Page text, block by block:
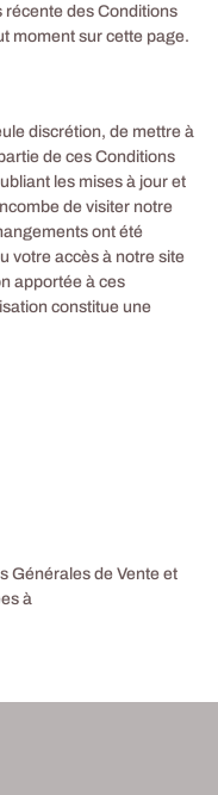
récente des Conditions
moment sur cette page.
discrétion, de mettre à
de ces Conditions
les mises à jour et
de visiter notre
ont été
votre accès à notre site
apportée à ces
constitue une
Générales de Vente et
à